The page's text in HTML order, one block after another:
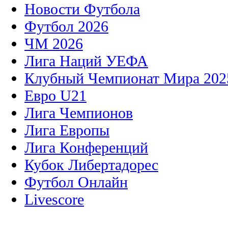
Новости Футбола
Футбол 2026
ЧМ 2026
Лига Наций УЕФА
Клубный Чемпионат Мира
Евро U21
Лига Чемпионов
Лига Европы
Лига Конференций
Кубок Либертадорес
Футбол Онлайн
Livescore